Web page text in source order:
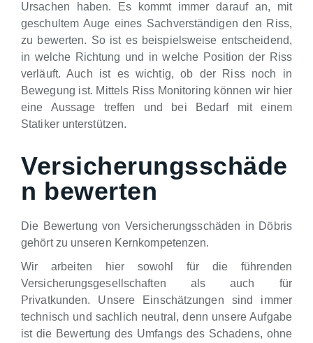
Ursachen haben. Es kommt immer darauf an, mit
geschultem Auge eines Sachverständigen den Riss,
zu bewerten. So ist es beispielsweise entscheidend,
in welche Richtung und in welche Position der Riss
verläuft. Auch ist es wichtig, ob der Riss noch in
Bewegung ist. Mittels Riss Monitoring können wir hier
eine Aussage treffen und bei Bedarf mit einem
Statiker unterstützen.
Versicherungsschäde
n bewerten
Die Bewertung von Versicherungsschäden in Döbris
gehört zu unseren Kernkompetenzen.
Wir arbeiten hier sowohl für die führenden
Versicherungsgesellschaften als auch für
Privatkunden. Unsere Einschätzungen sind immer
technisch und sachlich neutral, denn unsere Aufgabe
ist die Bewertung des Umfangs des Schadens, ohne